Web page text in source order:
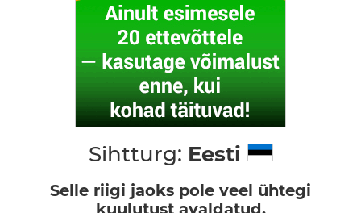
Sihtturg: Eesti
Selle riigi jaoks pole veel ühtegi
kuulutust avaldatud.